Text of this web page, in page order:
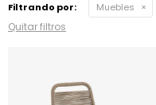
Filtrando por: Muebles
Quitar filtros